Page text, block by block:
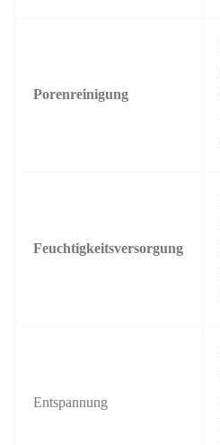
Porenreinigung
Feuchtigkeitsversorgung
Entspannung